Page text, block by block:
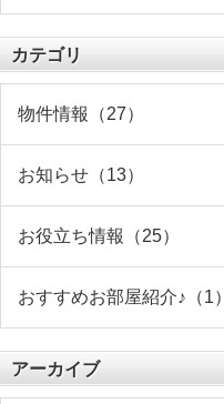
カテゴリ
物件情報（27）
お知らせ（13）
お役立ち情報（25）
おすすめお部屋紹介♪（1）
アーカイブ